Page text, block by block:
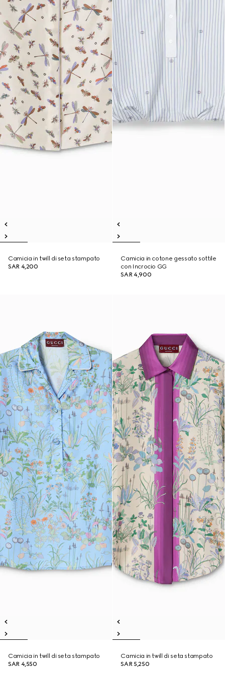
Camicia in twill di seta stampato
SAR 4,200
Camicia in cotone gessato sottile
con Incrocio GG
SAR 4,900
Camicia in twill di seta stampato
SAR 4,550
Camicia in twill di seta stampato
SAR 5,250